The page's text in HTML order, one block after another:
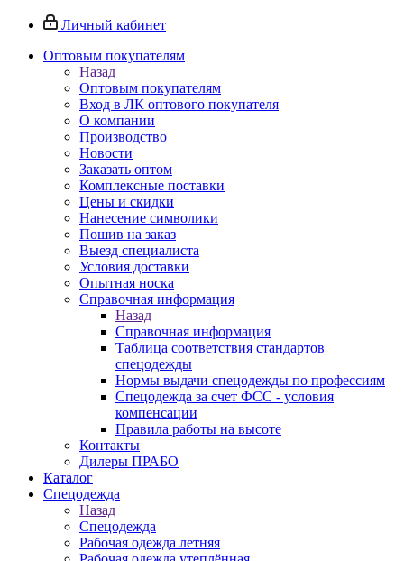
Личный кабинет
Оптовым покупателям
Назад
Оптовым покупателям
Вход в ЛК оптового покупателя
О компании
Производство
Новости
Заказать оптом
Комплексные поставки
Цены и скидки
Нанесение символики
Пошив на заказ
Выезд специалиста
Условия доставки
Опытная носка
Справочная информация
Назад
Справочная информация
Таблица соответствия стандартов
спецодежды
Нормы выдачи спецодежды по профессиям
Спецодежда за счет ФСС - условия
компенсации
Правила работы на высоте
Контакты
Дилеры ПРАБО
Каталог
Спецодежда
Назад
Спецодежда
Рабочая одежда летняя